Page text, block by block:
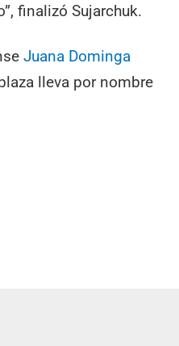
finalizó Sujarchuk.
Juana Dominga
lleva por nombre